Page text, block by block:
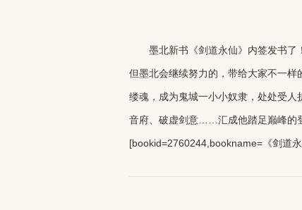
墨北新书《剑道永仙》内签发书了！
但墨北会继续努力的，带给大家不一
缕魂，成为鬼城一小小奴隶，处处受
音府、破虚剑意……汇成他踏足巅峰的
[bookid=2760244,bookname=《剑道